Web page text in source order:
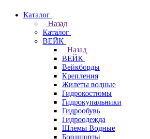
Каталог
Назад
Каталог
ВЕЙК
Назад
ВЕЙК
Вейкборды
Крепления
Жилеты водные
Гидрокостюмы
Гидрокупальники
Гидрообувь
Гидроодежда
Шлемы Водные
Бордшорты